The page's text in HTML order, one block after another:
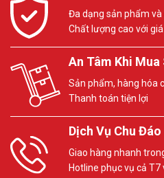
Đa dạng sản phẩm và
Chất lượng cao với
An Tâm Khi Mua
Sản phẩm, hàng hóa
Thanh toán tiện lợi
Dịch Vụ Chu Đáo
Giao hàng nhanh
Hotline phục vụ cả T7